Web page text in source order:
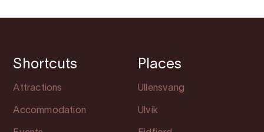
Shortcuts
Attractions
Accommodation
Places
Ullensvang
Ulvik